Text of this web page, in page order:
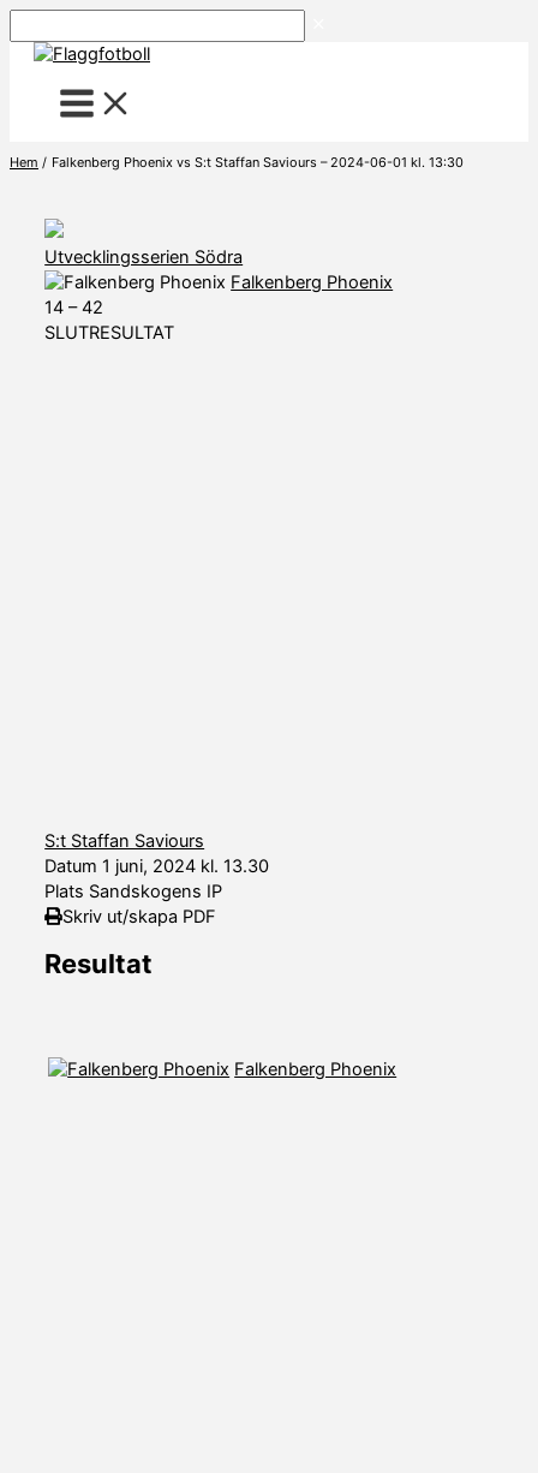
till
Hem Falkenberg Phoenix vs S:t Staffan Saviours – 2024-06-01 kl. 13:30
Utvecklingsserien Södra
Falkenberg Phoenix
14 – 42
SLUTRESULTAT
S:t Staffan Saviours
Datum 1 juni, 2024 kl. 13.30
Plats Sandskogens IP
Skriv ut/skapa PDF
Resultat
Falkenberg Phoenix